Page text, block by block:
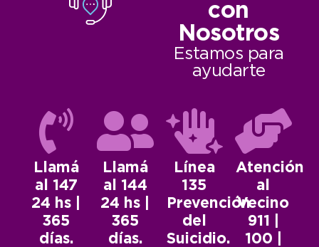
con
Nosotros
Estamos para
ayudarte
Llamá
al 147
24 hs |
365
días.
Llamá
al 144
24 hs |
365
días.
Línea
135
Prevención
del
Suicidio.
Atención
al
Vecino
911 |
100 |